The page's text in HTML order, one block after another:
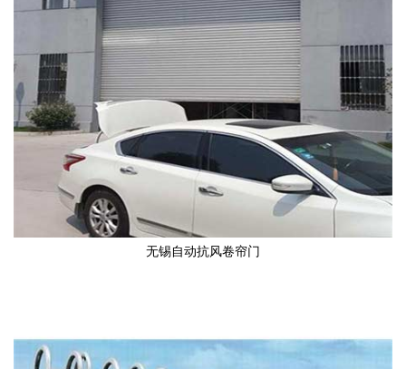
无锡自动抗风卷帘门